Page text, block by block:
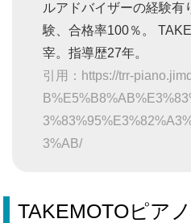
ルアドバイザーの経験有
験、合格率100％。
宰。指導歴27年。
引用：https://trr-
3%AB/
TAKEMOTOピア